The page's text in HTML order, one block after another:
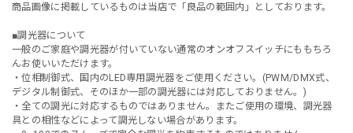
商品画像に掲載しているものは当店で「良品の範囲内」としております。
■調光器について
一般のご家庭や調光器が付いていない通常のオンオフスイッチにももちろ
んお使いいただけます。
・位相制御式、国内のLED専用調光器をご使用ください。(PWM/DMX式、
デジタル制御式、そのほか一部の調光器には対応しておりません。)
・全ての調光に対応するものではありません。またご使用の環境、調光器
具との相性などによって調光しない場合があります。